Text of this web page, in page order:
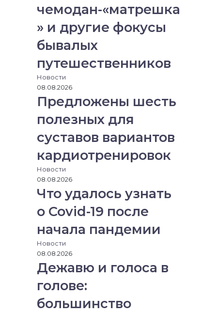
чемодан-«матрешка
» и другие фокусы
бывалых
путешественников
Новости
08.08.2026
Предложены шесть
полезных для
суставов вариантов
кардиотренировок
Новости
08.08.2026
Что удалось узнать
о Covid-19 после
начала пандемии
Новости
08.08.2026
Дежавю и голоса в
голове:
большинство